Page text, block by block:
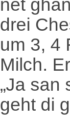
net
drei
um 3, 4
Milch.
„Ja san
geht di